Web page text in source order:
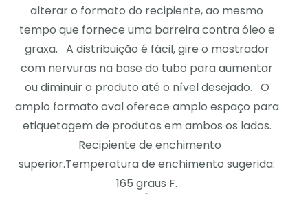
alterar o formato do recipiente, ao mesmo
tempo que fornece uma barreira contra óleo e
graxa. A distribuição é fácil, gire o mostrador
com nervuras na base do tubo para aumentar
ou diminuir o produto até o nível desejado. O
amplo formato oval oferece amplo espaço para
etiquetagem de produtos em ambos os lados.
Recipiente de enchimento
superior.Temperatura de enchimento sugerida:
165 graus F.